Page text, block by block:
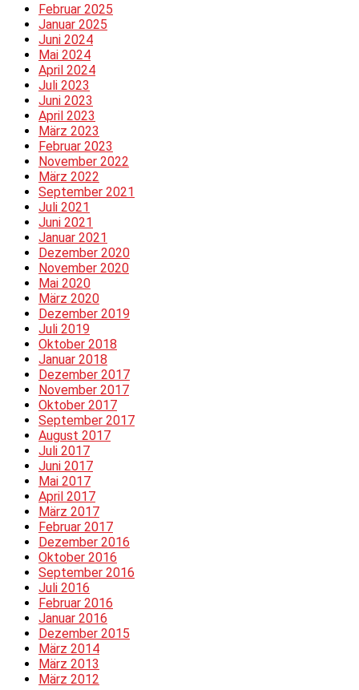
Februar 2025
Januar 2025
Juni 2024
Mai 2024
April 2024
Juli 2023
Juni 2023
April 2023
März 2023
Februar 2023
November 2022
März 2022
September 2021
Juli 2021
Juni 2021
Januar 2021
Dezember 2020
November 2020
Mai 2020
März 2020
Dezember 2019
Juli 2019
Oktober 2018
Januar 2018
Dezember 2017
November 2017
Oktober 2017
September 2017
August 2017
Juli 2017
Juni 2017
Mai 2017
April 2017
März 2017
Februar 2017
Dezember 2016
Oktober 2016
September 2016
Juli 2016
Februar 2016
Januar 2016
Dezember 2015
März 2014
März 2013
März 2012